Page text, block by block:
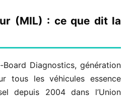
(MIL) : ce que dit la
Board Diagnostics, génération
tous les véhicules essence
depuis 2004 dans l’Union